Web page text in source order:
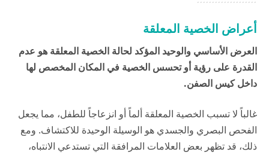
أعراض الخصية المعلقة
العرض الأساسي والوحيد المؤكد لحالة الخصية المعلقة هو عدم
القدرة على رؤية أو تحسس الخصية في المكان المخصص لها
داخل كيس الصفن.
غالباً لا تسبب الخصية المعلقة ألماً أو انزعاجاً للطفل، مما يجعل
الفحص البصري والجسدي هو الوسيلة الوحيدة للاكتشاف. ومع
ذلك، قد تظهر بعض العلامات المرافقة التي تستدعي الانتباه،